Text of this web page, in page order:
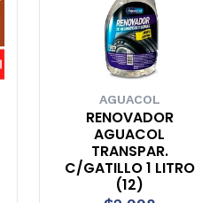
AGUACOL
RENOVADOR
AGUACOL
TRANSPAR.
C/GATILLO 1 LITRO
(12)